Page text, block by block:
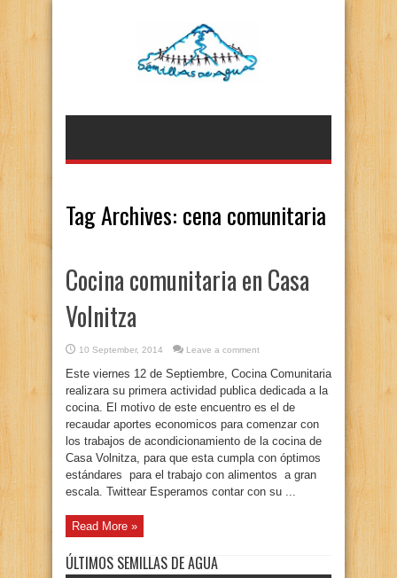
Tag Archives: cena comunitaria
Cocina comunitaria en Casa
Volnitza
10 September, 2014 Leave a comment
Este viernes 12 de Septiembre, Cocina Comunitaria
realizara su primera actividad publica dedicada a la
cocina. El motivo de este encuentro es el de
recaudar aportes economicos para comenzar con
los trabajos de acondicionamiento de la cocina de
Casa Volnitza, para que esta cumpla con óptimos
estándares para el trabajo con alimentos a gran
escala. Twittear Esperamos contar con su ...
Read More »
ÚLTIMOS SEMILLAS DE AGUA